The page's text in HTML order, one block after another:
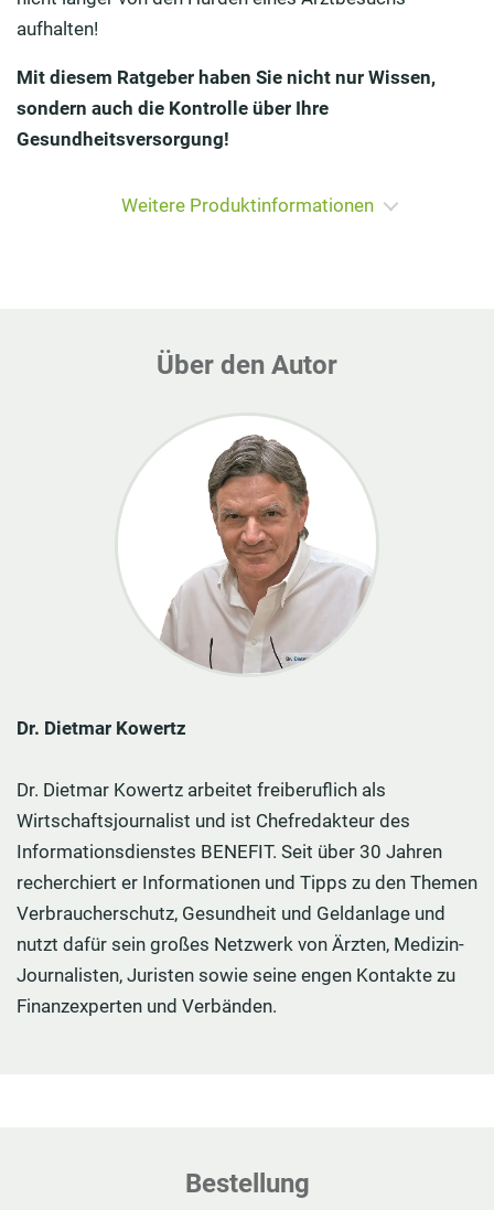
aufhalten!
Mit diesem Ratgeber haben Sie nicht nur Wissen,
sondern auch die Kontrolle über Ihre
Gesundheitsversorgung!
Weitere Produktinformationen
Über den Autor
Dr. Dietmar Kowertz
Dr. Dietmar Kowertz arbeitet freiberuflich als
Wirtschaftsjournalist und ist Chefredakteur des
Informationsdienstes BENEFIT. Seit über 30 Jahren
recherchiert er Informationen und Tipps zu den Themen
Verbraucherschutz, Gesundheit und Geldanlage und
nutzt dafür sein großes Netzwerk von Ärzten, Medizin-
Journalisten, Juristen sowie seine engen Kontakte zu
Finanzexperten und Verbänden.
Bestellung